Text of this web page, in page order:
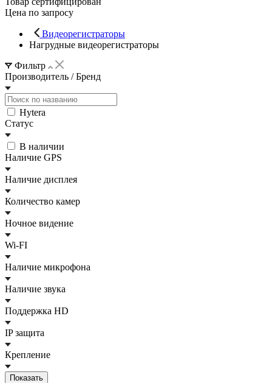
Цена по запросу
Видеорегистраторы
Нагрудные видеорегистраторы
Фильтр
Производитель / Бренд
Hytera
Статус
В наличии
Наличие GPS
Наличие дисплея
Количество камер
Ночное видение
Wi-FI
Наличие микрофона
Наличие звука
Поддержка HD
IP защита
Крепление